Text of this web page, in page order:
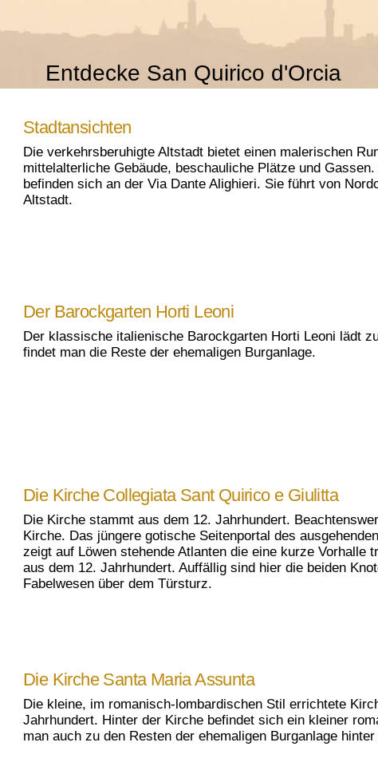
Entdecke San Quirico d'Orcia
Stadtansichten
Die verkehrsberuhigte Altstadt bietet einen malerischen
mittelalterliche Gebäude, beschauliche Plätze und
befinden sich an der Via Dante Alighieri. Sie führt von
Altstadt.
Der Barockgarten Horti Leoni
Der klassische italienische Barockgarten Horti Leoni lädt
findet man die Reste der ehemaligen Burganlage.
Die Kirche Collegiata Sant Quirico e Giulitta
Die Kirche stammt aus dem 12. Jahrhundert.
Kirche. Das jüngere gotische Seitenportal des
zeigt auf Löwen stehende Atlanten die eine kurze Vorhalle
aus dem 12. Jahrhundert. Auffällig sind hier die beiden
Fabelwesen über dem Türsturz.
Die Kirche Santa Maria Assunta
Die kleine, im romanisch-lombardischen Stil errichtete
Jahrhundert. Hinter der Kirche befindet sich ein kleiner
man auch zu den Resten der ehemaligen Burganlage